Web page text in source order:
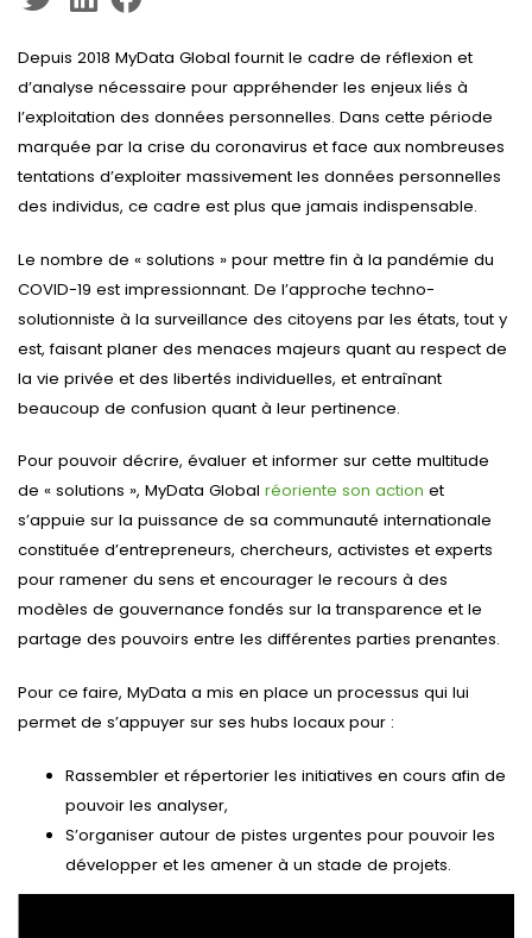
Depuis 2018 MyData Global fournit le cadre de réflexion et
d’analyse nécessaire pour appréhender les enjeux liés à
l’exploitation des données personnelles. Dans cette période
marquée par la crise du coronavirus et face aux nombreuses
tentations d’exploiter massivement les données personnelles
des individus, ce cadre est plus que jamais indispensable.
Le nombre de « solutions » pour mettre fin à la pandémie du
COVID-19 est impressionnant. De l’approche techno-
solutionniste à la surveillance des citoyens par les états, tout y
est, faisant planer des menaces majeurs quant au respect de
la vie privée et des libertés individuelles, et entraînant
beaucoup de confusion quant à leur pertinence.
Pour pouvoir décrire, évaluer et informer sur cette multitude
de « solutions », MyData Global réoriente son action et
s’appuie sur la puissance de sa communauté internationale
constituée d’entrepreneurs, chercheurs, activistes et experts
pour ramener du sens et encourager le recours à des
modèles de gouvernance fondés sur la transparence et le
partage des pouvoirs entre les différentes parties prenantes.
Pour ce faire, MyData a mis en place un processus qui lui
permet de s’appuyer sur ses hubs locaux pour :
Rassembler et répertorier les initiatives en cours afin de
pouvoir les analyser,
S’organiser autour de pistes urgentes pour pouvoir les
développer et les amener à un stade de projets.